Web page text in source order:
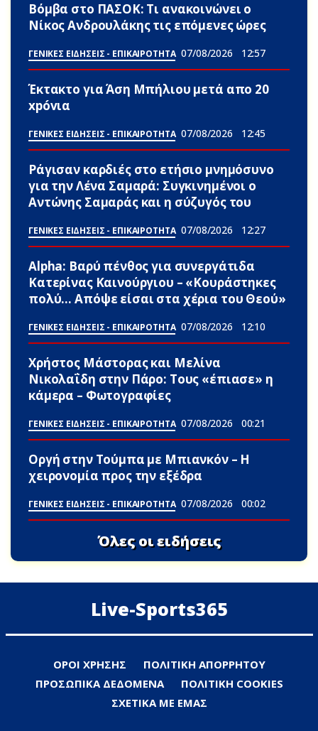
Βόμβα στο ΠΑΣΟΚ: Τι ανακοινώνει ο
Νίκος Ανδρουλάκης τις επόμενες ώρες
ΓΕΝΙΚΕΣ ΕΙΔΗΣΕΙΣ - ΕΠΙΚΑΙΡΟΤΗΤΑ 07/08/2026 12:57
Έκτακτο για Άση Μπήλιου μετά απο 20
xpóvια
ΓΕΝΙΚΕΣ ΕΙΔΗΣΕΙΣ - ΕΠΙΚΑΙΡΟΤΗΤΑ 07/08/2026 12:45
Ράγισαν καρδιές στο ετήσιο μνημόσυνο
για την Λένα Σαμαρά: Συγκινημένοι ο
Αντώνης Σαμαράς και η σύζυγός του
ΓΕΝΙΚΕΣ ΕΙΔΗΣΕΙΣ - ΕΠΙΚΑΙΡΟΤΗΤΑ 07/08/2026 12:27
Alpha: Βαρύ πένθος για συνεργάτιδα
Κατερίνας Καινούργιου – «Κουράστηκες
πολύ… Απόψε είσαι στα χέρια του Θεού»
ΓΕΝΙΚΕΣ ΕΙΔΗΣΕΙΣ - ΕΠΙΚΑΙΡΟΤΗΤΑ 07/08/2026 12:10
Χρήστος Μάστορας και Μελίνα
Νικολαΐδη στην Πάρο: Τους «έπιασε» η
κάμερα – Φωτογραφίες
ΓΕΝΙΚΕΣ ΕΙΔΗΣΕΙΣ - ΕΠΙΚΑΙΡΟΤΗΤΑ 07/08/2026 00:21
Οργή στην Τούμπα με Μπιανκόν – Η
χειρονομία προς την εξέδρα
ΓΕΝΙΚΕΣ ΕΙΔΗΣΕΙΣ - ΕΠΙΚΑΙΡΟΤΗΤΑ 07/08/2026 00:02
Όλες οι ειδήσεις
Live-Sports365
ΟΡΟΙ ΧΡΗΣΗΣ
ΠΟΛΙΤΙΚΗ ΑΠΟΡΡΗΤΟΥ
ΠΡΟΣΩΠΙΚΑ ΔΕΔΟΜΕΝΑ
ΠΟΛΙΤΙΚΗ COOKIES
ΣΧΕΤΙΚΑ ΜΕ ΕΜΑΣ